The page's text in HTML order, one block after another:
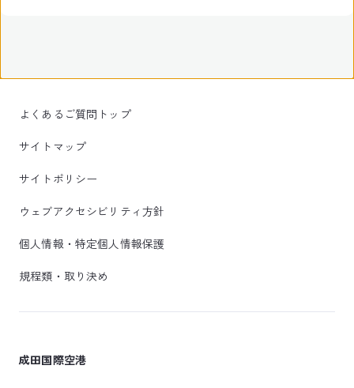
よくあるご質問トップ
サイトマップ
サイトポリシー
ウェブアクセシビリティ方針
個人情報・特定個人情報保護
規程類・取り決め
成田国際空港